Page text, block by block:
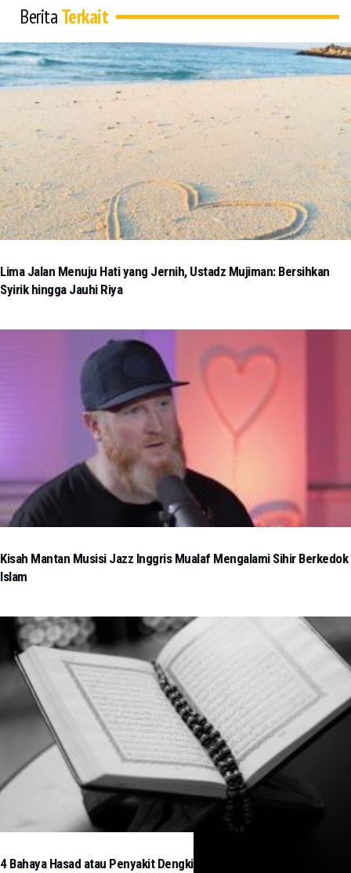
BeritaTerkait
Lima Jalan Menuju Hati yang Jernih, Ustadz Mujiman: Bersihkan
Syirik hingga Jauhi Riya
Kisah Mantan Musisi Jazz Inggris Mualaf Mengalami Sihir Berkedok
Islam
4 Bahaya Hasad atau Penyakit Dengki